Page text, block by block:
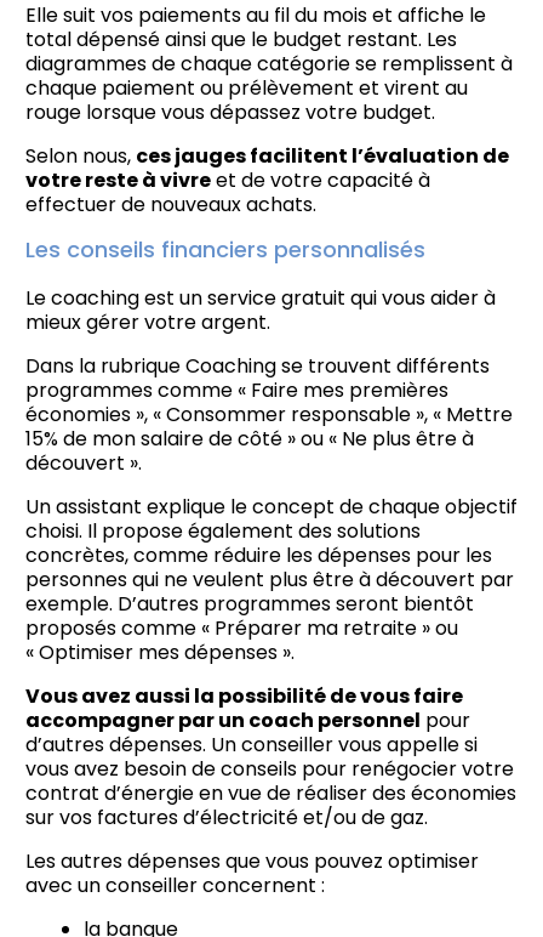
Elle suit vos paiements au fil du mois et affiche le
total dépensé ainsi que le budget restant. Les
diagrammes de chaque catégorie se remplissent à
chaque paiement ou prélèvement et virent au
rouge lorsque vous dépassez votre budget.
Selon nous, ces jauges facilitent l’évaluation de
votre reste à vivreet de votre capacité à
effectuer de nouveaux achats.
Les conseils financiers personnalisés
Le coaching est un service gratuit qui vous aider à
mieux gérer votre argent.
Dans la rubrique Coaching se trouvent différents
programmes comme « Faire mes premières
économies », « Consommer responsable », « Mettre
15% de mon salaire de côté » ou « Ne plus être à
découvert ».
Un assistant explique le concept de chaque objectif
choisi. Il propose également des solutions
concrètes, comme réduire les dépenses pour les
personnes qui ne veulent plus être à découvert par
exemple. D’autres programmes seront bientôt
proposés comme « Préparer ma retraite » ou
« Optimiser mes dépenses ».
Vous avez aussi la possibilité de vous faire
accompagner par un coach personnel pour
d’autres dépenses. Un conseiller vous appelle si
vous avez besoin de conseils pour renégocier votre
contrat d’énergie en vue de réaliser des économies
sur vos factures d’électricité et/ou de gaz.
Les autres dépenses que vous pouvez optimiser
avec un conseiller concernent :
la banque